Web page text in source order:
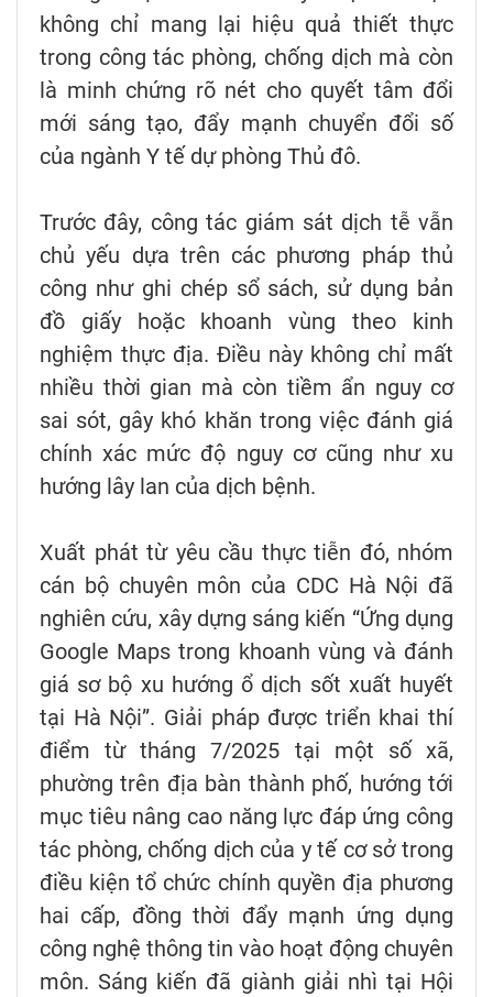
không chỉ mang lại hiệu quả thiết thực
trong công tác phòng, chống dịch mà còn
là minh chứng rõ nét cho quyết tâm đổi
mới sáng tạo, đẩy mạnh chuyển đổi số
của ngành Y tế dự phòng Thủ đô.
Trước đây, công tác giám sát dịch tễ vẫn
chủ yếu dựa trên các phương pháp thủ
công như ghi chép sổ sách, sử dụng bản
đồ giấy hoặc khoanh vùng theo kinh
nghiệm thực địa. Điều này không chỉ mất
nhiều thời gian mà còn tiềm ẩn nguy cơ
sai sót, gây khó khăn trong việc đánh giá
chính xác mức độ nguy cơ cũng như xu
hướng lây lan của dịch bệnh.
Xuất phát từ yêu cầu thực tiễn đó, nhóm
cán bộ chuyên môn của CDC Hà Nội đã
nghiên cứu, xây dựng sáng kiến “Ứng dụng
Google Maps trong khoanh vùng và đánh
giá sơ bộ xu hướng ổ dịch sốt xuất huyết
tại Hà Nội”. Giải pháp được triển khai thí
điểm từ tháng 7/2025 tại một số xã,
phường trên địa bàn thành phố, hướng tới
mục tiêu nâng cao năng lực đáp ứng công
tác phòng, chống dịch của y tế cơ sở trong
điều kiện tổ chức chính quyền địa phương
hai cấp, đồng thời đẩy mạnh ứng dụng
công nghệ thông tin vào hoạt động chuyên
môn. Sáng kiến đã giành giải nhì tại Hội